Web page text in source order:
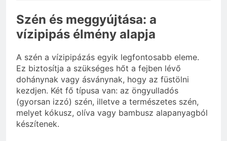
Szén és meggyújtása: a
vízipipás élmény alapja
A szén a vízipipázás egyik legfontosabb eleme.
Ez biztosítja a szükséges hőt a fejben lévő
dohánynak vagy ásványnak, hogy az füstölni
kezdjen. Két fő típusa van: az öngyulladós
(gyorsan izzó) szén, illetve a természetes szén,
melyet kókusz, olíva vagy bambusz alapanyagból
készítenek.